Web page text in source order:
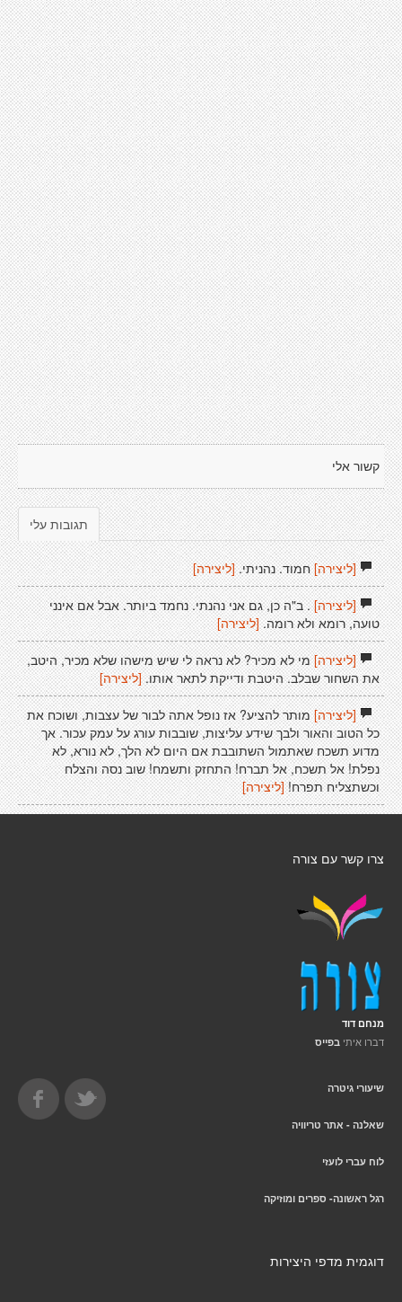
קשור אלי
תגובות עלי
[ליצירה]חמוד. נהניתי. [ליצירה]
[ליצירה]. ב"ה כן, גם אני נהנתי. נחמד ביותר. אבל אם אינני
טועה, רומא ולא רומה. [ליצירה]
[ליצירה]מי לא מכיר? לא נראה לי שיש מישהו שלא מכיר, היטב,
את השחור שבלב. היטבת ודייקת לתאר אותו.[ליצירה]
[ליצירה]מותר להציע? אז נופל אתה לבור של עצבות, ושוכח את
כל הטוב והאור ולבך שידע עליצות, שובבות עורג על עמק עכור. אך
מדוע תשכח שאתמול השתובבת אם היום לא הלך, לא נורא, לא
נפלת! אל תשכח, אל תברח! התחזק ותשמח! שוב נסה והצלח
וכשתצליח תפרח! [ליצירה]
צרו קשר עם צורה
מנחם דוד
דברו איתי בפייס
שיעורי גיטרה
שאלנה - אתר טריוויה
לוח עברי לועזי
רגל ראשונה- ספרים ומוזיקה
דוגמית מדפי היצירות